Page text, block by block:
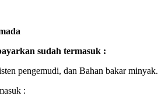
sudah termasuk :
pengemudi, dan Bahan bakar minyak.
: